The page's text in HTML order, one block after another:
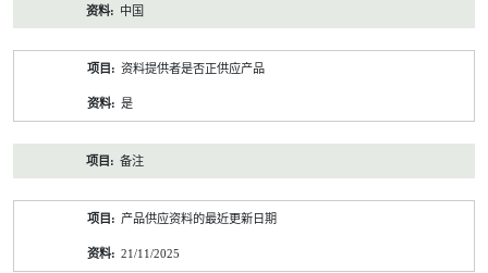
中国
资料提供者是否正供应产品
是
备注
产品供应资料的最近更新日期
21/11/2025